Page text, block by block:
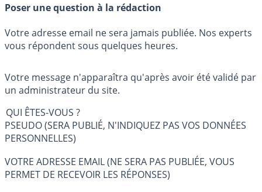
Poser une question à la rédaction
Votre adresse email ne sera jamais publiée. Nos experts
vous répondent sous quelques heures.
Votre message n'apparaîtra qu'après avoir été validé par
un administrateur du site.
QUI ÊTES-VOUS ?
PSEUDO (SERA PUBLIÉ, N'INDIQUEZ PAS VOS DONNÉES
PERSONNELLES)
VOTRE ADRESSE EMAIL (NE SERA PAS PUBLIÉE, VOUS
PERMET DE RECEVOIR LES RÉPONSES)